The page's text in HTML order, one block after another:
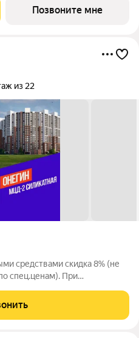
сдает квартиры с
Позвоните мне
из 22
средствами скидка 8% (не
спец.ценам). При
покупателя также есть право